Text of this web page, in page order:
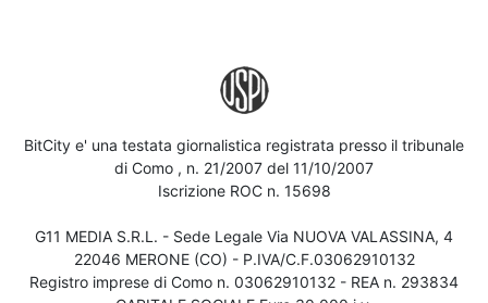
BitCity e' una testata giornalistica registrata presso il tribunale
di Como , n. 21/2007 del 11/10/2007
Iscrizione ROC n. 15698
G11 MEDIA S.R.L. - Sede Legale Via NUOVA VALASSINA, 4
22046 MERONE (CO) - P.IVA/C.F.03062910132
Registro imprese di Como n. 03062910132 - REA n. 293834